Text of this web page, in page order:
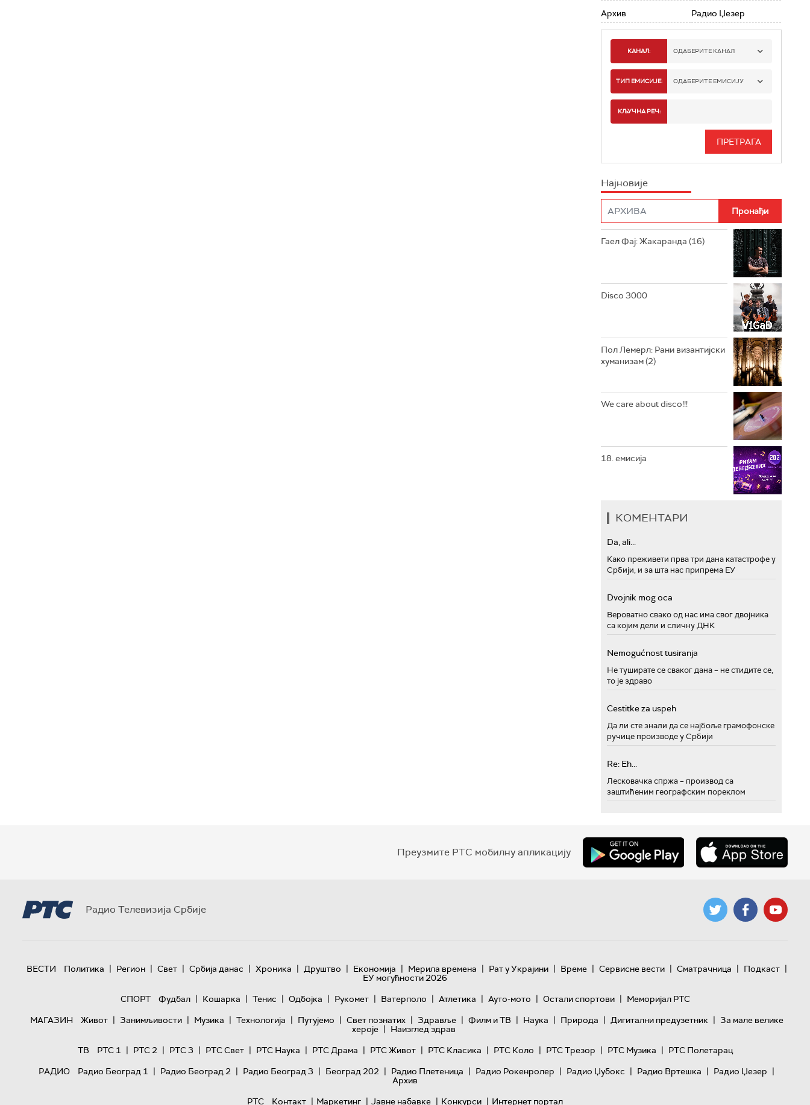
Архив Радио Џезер
КАНАЛ: ОДАБЕРИТЕ КАНАЛ
РАДИО БЕОГРАД 1
РАДИО БЕОГРАД 3
РАДИО РОКЕНРОЛЕР
РАДИО ЏУБОКС
РАДИО ВРТЕШКА
РАДИО ЏЕЗЕР
ТИП ЕМИСИЈЕ: ОДАБЕРИТЕ ЕМИСИЈУ
ИНФО
КЉУЧНА РЕЧ:
Најновије
Гаел Фај: Жакаранда (16)
Disco 3000
Пол Лемерл: Рани византијски
хуманизам (2)
We care about disco!!!
18. емисија
КОМЕНТАРИ
Da, ali...
Како преживети прва три дана катастрофе у
Србији, и за шта нас припрема ЕУ
Dvojnik mog oca
Вероватно свако од нас има свог двојника
са којим дели и сличну ДНК
Nemogućnost tusiranja
Не туширате се сваког дана – не стидите се,
то је здраво
Cestitke za uspeh
Да ли сте знали да се најбоље грамофонске
ручице производе у Србији
Re: Eh...
Лесковачка спржа – производ са
заштићеним географским пореклом
Преузмите РТС мобилну апликацију
Радио Телевизија Србије
ВЕСТИ Политика | Регион | Свет | Србија данас | Хроника | Друштво | Економија | Мерила времена | Рат у Украјини | Време | Сервисне вести | Сматрачница | Подкаст |
ЕУ могућности 2026
СПОРТ
Фудбал | Кошарка | Тенис | Одбојка | Рукомет | Ватерполо | Атлетика | Ауто-мото | Остали спортови | Меморијал РТС
МАГАЗИН
Живот | Занимљивости | Музика | Технологијa | Путујемо | Свет познатих | Здравље | Филм и ТВ | Наука | Природа | Дигитални предузетник | За мале велике
хероје | Наизглед здрав
ТВ
РТС 1 | РТС 2 | РТС 3 | РТС Свет | РТС Наука | РТС Драма | РТС Живот | РТС Класика | РТС Коло | РТС Трезор | РТС Музика | РТС Полетарац
РАДИО
Радио Београд 1 | Радио Београд 2 | Радио Београд 3 | Београд 202 | Радио Плетеница | Радио Рокенролер | Радио Џубокс | Радио Вртешка | Радио Џезер |
Архив
РТС
Контакт | Маркетинг | Јавне набавке | Конкурси | Интернет портал